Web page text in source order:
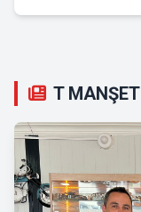
T MANŞET